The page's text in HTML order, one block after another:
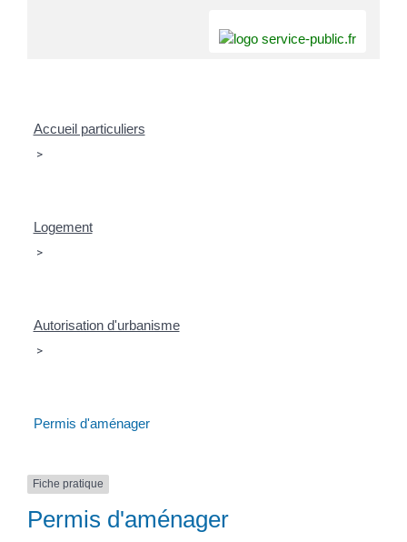
Accueil particuliers
>
Logement
>
Autorisation d'urbanisme
>
Permis d'aménager
Fiche pratique
Permis d'aménager